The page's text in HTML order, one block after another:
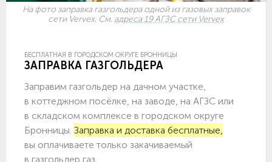
На фото заправка газгольдера одной из газовых заправок
сети Vervex. См. адреса 19 АГЗС сети Vervex
БЕСПЛАТНАЯ В ГОРОДСКОМ ОКРУГЕ БРОННИЦЫ
ЗАПРАВКА ГАЗГОЛЬДЕРА
Заправим газгольдер на дачном участке,
в коттеджном посёлке, на заводе, на АГЗС или
в складском комплексе в городском округе
Бронницы. Заправка и доставка бесплатные,
вы оплачиваете только закачиваемый
в газгольдер газ.